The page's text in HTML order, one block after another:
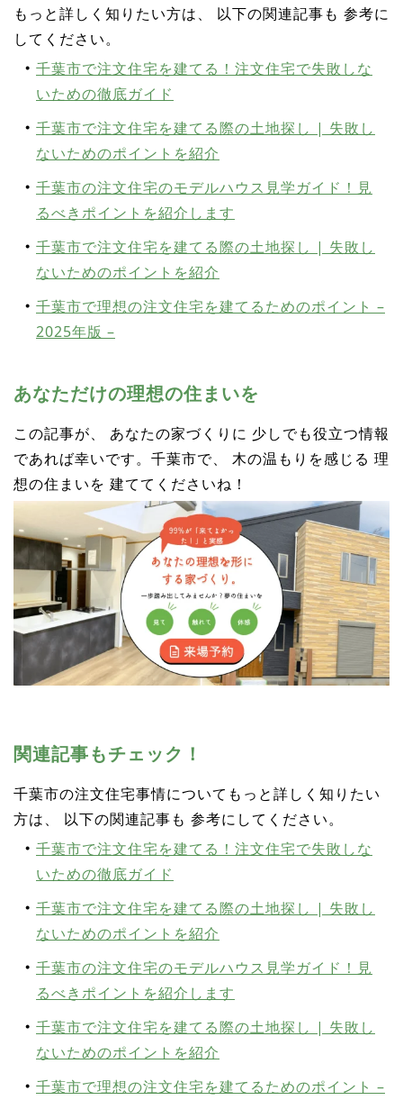
もっと詳しく知りたい方は、 以下の関連記事も 参考に
してください。
千葉市で注文住宅を建てる！注文住宅で失敗しな
いための徹底ガイド
千葉市で注文住宅を建てる際の土地探し | 失敗し
ないためのポイントを紹介
千葉市の注文住宅のモデルハウス見学ガイド！見
るべきポイントを紹介します
千葉市で注文住宅を建てる際の土地探し | 失敗し
ないためのポイントを紹介
千葉市で理想の注文住宅を建てるためのポイント –
2025年版 –
あなただけの理想の住まいを
この記事が、 あなたの家づくりに 少しでも役立つ情報
であれば幸いです。千葉市で、 木の温もりを感じる 理
想の住まいを 建ててくださいね！
関連記事もチェック！
千葉市の注文住宅事情についてもっと詳しく知りたい
方は、 以下の関連記事も 参考にしてください。
千葉市で注文住宅を建てる！注文住宅で失敗しな
いための徹底ガイド
千葉市で注文住宅を建てる際の土地探し | 失敗し
ないためのポイントを紹介
千葉市の注文住宅のモデルハウス見学ガイド！見
るべきポイントを紹介します
千葉市で注文住宅を建てる際の土地探し | 失敗し
ないためのポイントを紹介
千葉市で理想の注文住宅を建てるためのポイント –